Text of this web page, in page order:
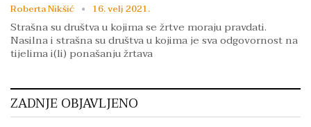
Roberta Nikšić 16. velj 2021.
Strašna su društva u kojima se žrtve moraju pravdati.
Nasilna i strašna su društva u kojima je sva odgovornost na
tijelima i(li) ponašanju žrtava
ZADNJE OBJAVLJENO